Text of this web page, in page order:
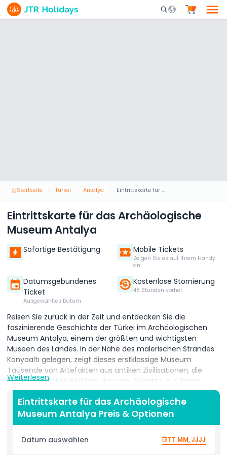
Mobile Search
Startseite Türkei Antalya Eintrittskarte für das Archäologische Museum Antalya
Eintrittskarte für das Archäologische
Museum Antalya
Sofortige Bestätigung Mobile Tickets
Zeigen Sie es auf Ihrem Handy
an
Datumsgebundenes
Ticket
Ausgewähltes Datum
Kostenlose Stornierung
48 Stunden vorher.
Reisen Sie zurück in der Zeit und entdecken Sie die
faszinierende Geschichte der Türkei im Archäologischen
Museum Antalya, einem der größten und wichtigsten
Museen des Landes. In der Nähe des malerischen Strandes
Konyaaltı gelegen, zeigt dieses erstklassige Museum
Tausende von Artefakten aus antiken Zivilisationen, die
einst in Anatolien blühten, darunter Schätze aus Perge,
Aspendos, Side, Xanthos und Patara. Mit Ihrem Eintrittsticket
zum Überspringen der Warteschlange können Sie direkt mit
Ihrem mobilen Gutschein eintreten und lange
Warteschlangen vermeiden. Im Inneren erkunden Sie
wunderschön erhaltene römische Statuen, Mosaike,
Sarkophage, Münzen und heilige Relikte, die den
Weiterlesen
Eintrittskarte für das Archäologische
Museum Antalya Preis & Optionen
Datum auswählen TT MM, JJJJ